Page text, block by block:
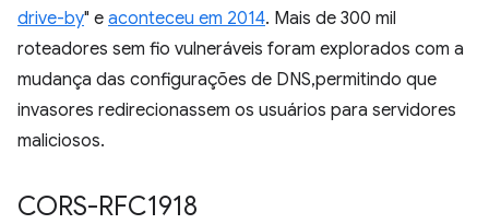
drive-by" e aconteceu em 2014. Mais de 300 mil
roteadores sem fio vulneráveis foram explorados com a
mudança das configurações de DNS,permitindo que
invasores redirecionassem os usuários para servidores
maliciosos.
CORS-RFC1918